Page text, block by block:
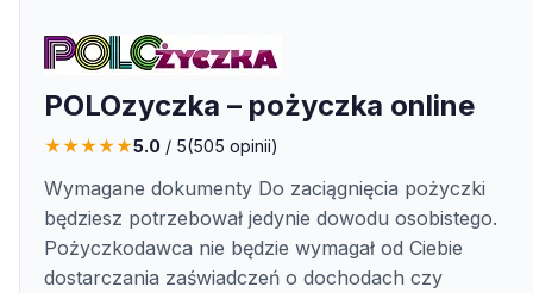
POLOzyczka – pożyczka online
★★★★★5.0 / 5(505 opinii)
Wymagane dokumenty Do zaciągnięcia pożyczki
będziesz potrzebował jedynie dowodu osobistego.
Pożyczkodawca nie będzie wymagał od Ciebie
dostarczania zaświadczeń o dochodach czy